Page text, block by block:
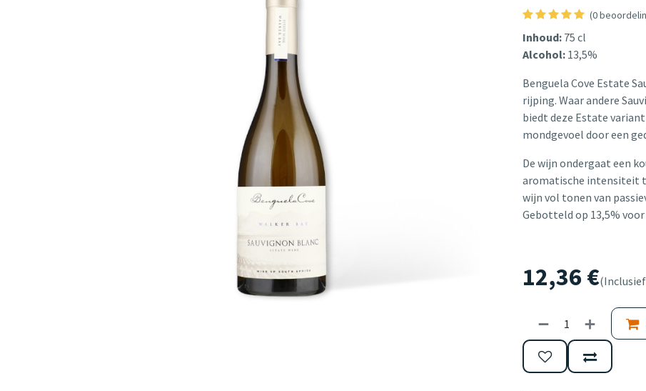
(0
Inhoud: 75 cl
Alcohol: 13,5%
Benguela Cove Estate
rijping. Waar andere
biedt deze Estate
mondgevoel door een
De wijn ondergaat een
aromatische intensiteit
wijn vol tonen van
Gebotteld op 13,5%
12,36 €